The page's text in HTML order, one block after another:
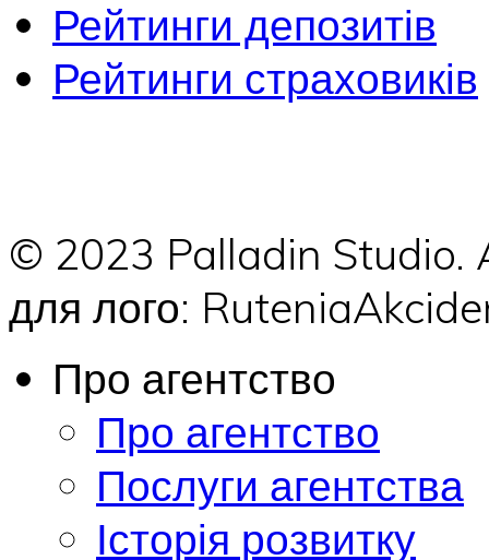
Рейтинги депозитів
Рейтинги страховиків
© 2023 Palladin
для лого:
Про агентство
Про агентство
Послуги агентства
Історія розвитку